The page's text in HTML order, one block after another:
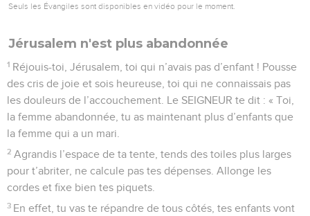
Seuls les Évangiles sont disponibles en vidéo pour le moment.
Jérusalem n'est plus abandonnée
1 Réjouis-toi, Jérusalem, toi qui n’avais pas d’enfant ! Pousse
des cris de joie et sois heureuse, toi qui ne connaissais pas
les douleurs de l’accouchement. Le SEIGNEUR te dit : « Toi,
la femme abandonnée, tu as maintenant plus d’enfants que
la femme qui a un mari.
2 Agrandis l’espace de ta tente, tends des toiles plus larges
pour t’abriter, ne calcule pas tes dépenses. Allonge les
cordes et fixe bien tes piquets.
3 En effet, tu vas te répandre de tous côtés, tes enfants vont